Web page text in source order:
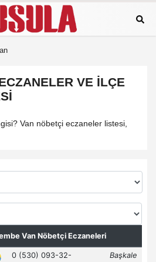
VE İLÇE
Van nöbetçi eczaneler listesi,